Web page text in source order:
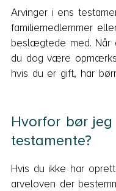
Arvinger i ens
familiemedlemmer
beslægtede med. Når
du dog være
hvis du er gift, har
Hvorfor bør
testamente?
Hvis du ikke har
arveloven der